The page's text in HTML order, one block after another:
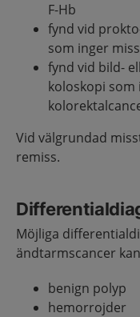
F-Hb
fynd vid
som inger
fynd vid bild-
koloskopi som
Vid välgrundad
remiss.
Möjliga
ändtarmscancer
benign polyp
hemorrojder